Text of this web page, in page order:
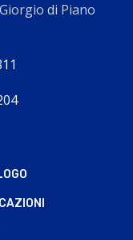
di Piano